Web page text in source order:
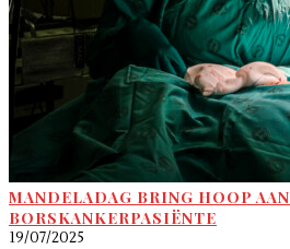
MANDELADAG BRING HOOP AAN
BORSKANKERPASIËNTE
19/07/2025